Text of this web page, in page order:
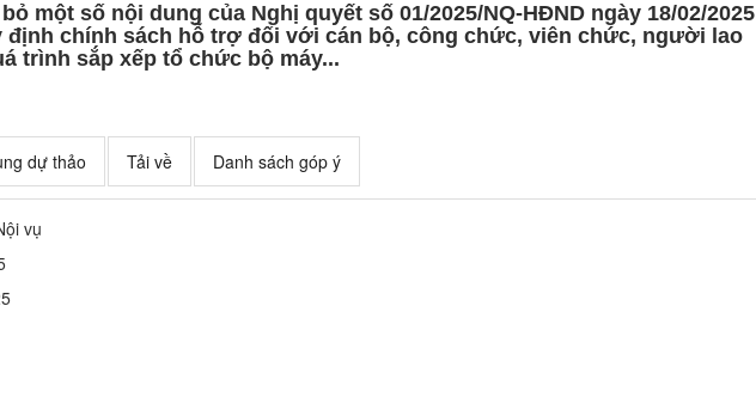
một số nội dung của Nghị quyết số 01/2025/NQ-HĐND ngày 18/02/2025
định chính sách hỗ trợ đối với cán bộ, công chức, viên chức, người lao
trình sắp xếp tổ chức bộ máy...
dự thảo Tải về Danh sách góp ý
vụ